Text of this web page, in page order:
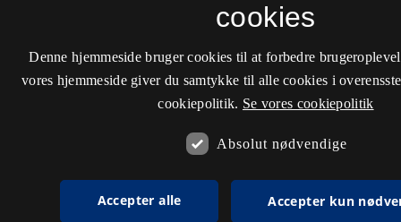
cookies
Denne hjemmeside bruger cookies til at forbedre
vores hjemmeside giver du samtykke til alle cookies i
cookiepolitik. Se vores cookiepolitik
Absolut nødvendige
Accepter alle Accepter kun